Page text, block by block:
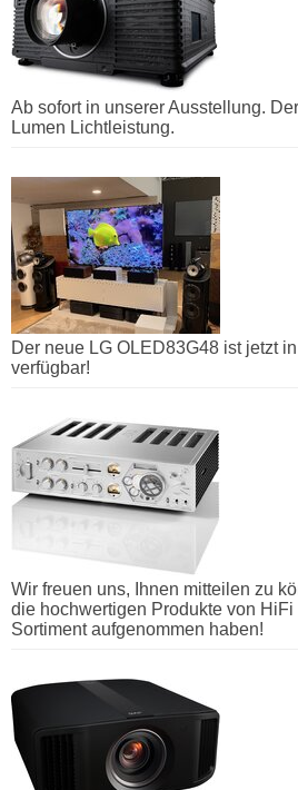
Ab sofort in unserer Ausstellung. Der
Lumen Lichtleistung.
Der neue LG OLED83G48 ist jetzt
verfügbar!
Wir freuen uns, Ihnen mitteilen zu
die hochwertigen Produkte von
Sortiment aufgenommen haben!